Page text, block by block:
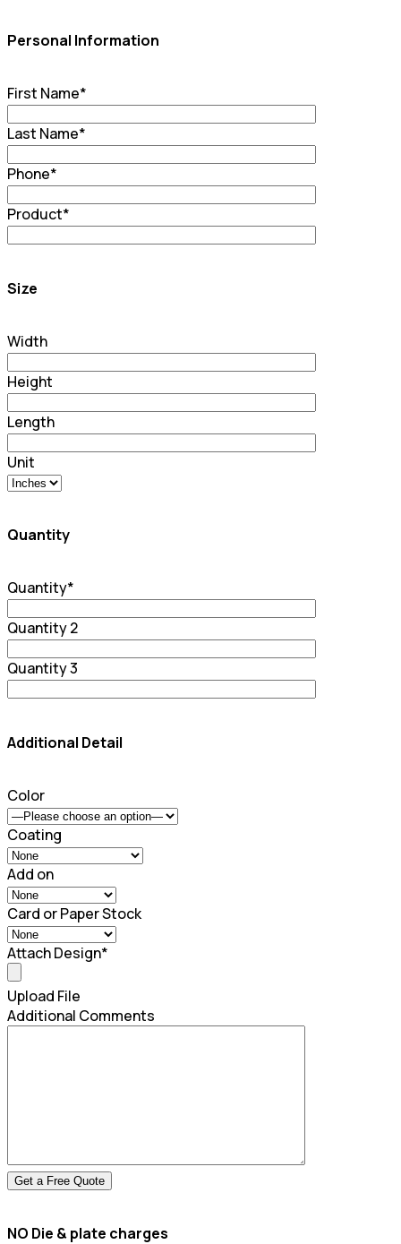
Personal Information
First Name*
Last Name*
Phone*
Product*
Size
Width
Height
Length
Unit
Quantity
Quantity*
Quantity 2
Quantity 3
Additional Detail
Color
Coating
Add on
Card or Paper Stock
Attach Design*
Upload File
Additional Comments
NO Die & plate charges